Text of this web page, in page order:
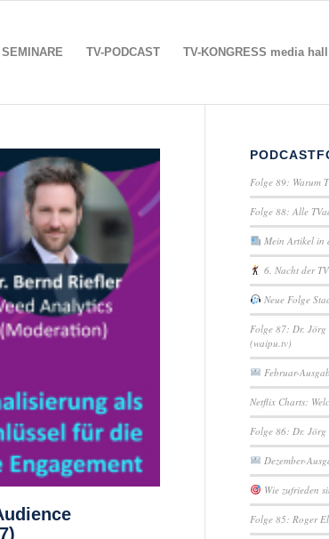
SEMINARE TV-PODCAST TV-KONGRESS media hall
Folge 89: Warum
Folge 88: Alle
Mein Artikel in
6. Nacht der
Neue Folge
Folge 87: Dr. Jörg
(waipu.tv)
Februar-
Netflix Charts:
Folge 86: Dr.
Dezember-
Wie zufrieden
Folge 85: Roger